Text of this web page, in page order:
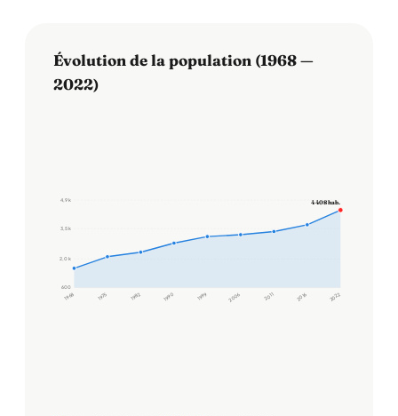
Évolution de la population (1968 —
2022)
600
2,0 k
3,5 k
4,9 k
1968 1975 1982 1990 1999 2006 2011 2016 2022
4 408 hab.